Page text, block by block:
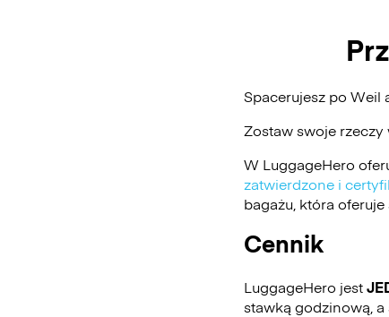
Spacerujesz po Weil
Zostaw swoje
W LuggageHero
zatwierdzone i
bagażu, która
Cennik
LuggageHero jest
stawką godzinową, a